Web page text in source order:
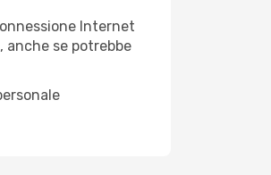
Internet
anche se potrebbe